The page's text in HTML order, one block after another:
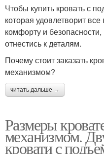
Чтобы купить кровать с
которая удовлетворит
комфорту и
отнестись к деталям.
Почему стоит заказать
механизмом?
читать дальше →
Размеры
механизмом.
кровати с